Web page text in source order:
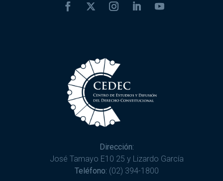
Dirección:
José Tamayo E10 25 y Lizardo García
Teléfono: (02) 394-1800